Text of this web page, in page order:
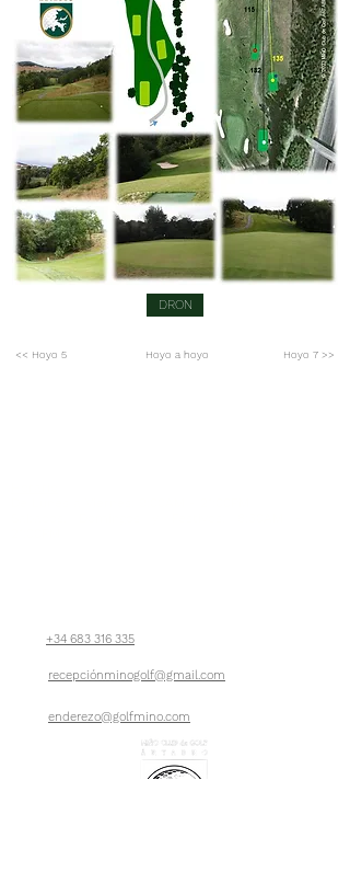
DRON
<< Hoyo 5 Hoyo a hoyo Hoyo 7 >>
+34 683 316 335
recepciónminogolf@gmail.com
enderezo@golfmino.com